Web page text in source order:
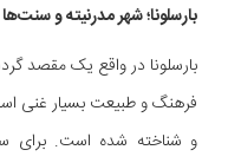
بارسلونا؛ شهر مدرنیته و سنت‌ها
بارسلونا در واقع یک مقصد
فرهنگ و طبیعت بسیار غنی
و شناخته شده است. برای